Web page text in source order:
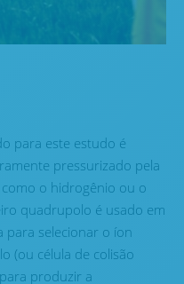
para este estudo é
pressurizado pela
o hidrogênio ou o
quadrupolo é usado em
para selecionar o íon
(ou célula de colisão
produzir a